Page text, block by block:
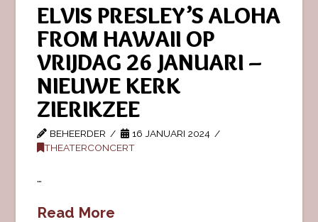
ELVIS PRESLEY’S ALOHA
FROM HAWAII OP
VRIJDAG 26 JANUARI –
NIEUWE KERK
ZIERIKZEE
BEHEERDER
16 JANUARI 2024
THEATERCONCERT
…
Read More